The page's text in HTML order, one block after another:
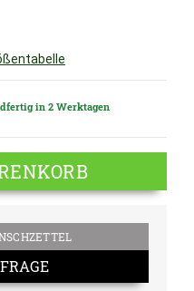
in 2 Werktagen